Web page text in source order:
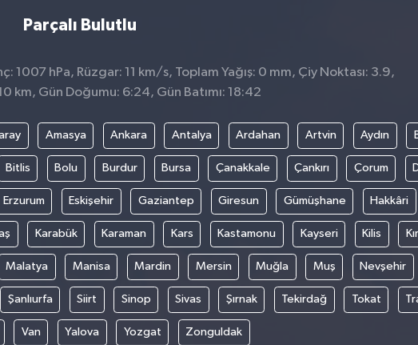
Parçalı Bulutlu
1007 hPa, Rüzgar: 11 km/s, Toplam Yağış: 0 mm, Çiy Noktası: 3.9,
km, Gün Doğumu: 6:24, Gün Batımı: 18:42
Amasya Ankara Antalya Ardahan Artvin Aydın
Bitlis Bolu Burdur Bursa Çanakkale Çankırı Çorum
Erzurum Eskişehir Gaziantep Giresun Gümüşhane Hakkâri
Karabük Karaman Kars Kastamonu Kayseri Kilis
Malatya Manisa Mardin Mersin Muğla Muş Nevşehir
Şanlıurfa Siirt Sinop Sivas Şırnak Tekirdağ Tokat
Van Yalova Yozgat Zonguldak